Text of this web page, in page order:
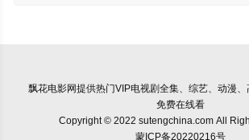
飘花电影网提供热门VIP电视剧全集、综艺、动漫
免费在线看
Copyright © 2022 sutengchina.com All
蒙ICP备20220216号